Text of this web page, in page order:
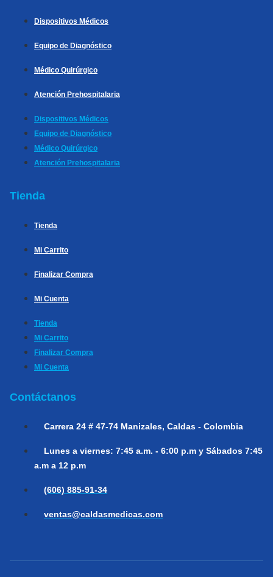
Dispositivos Médicos
Equipo de Diagnóstico
Médico Quirúrgico
Atención Prehospitalaria
Dispositivos Médicos
Equipo de Diagnóstico
Médico Quirúrgico
Atención Prehospitalaria
Tienda
Tienda
Mi Carrito
Finalizar Compra
Mi Cuenta
Tienda
Mi Carrito
Finalizar Compra
Mi Cuenta
Contáctanos
Carrera 24 # 47-74 Manizales, Caldas - Colombia
Lunes a viernes: 7:45 a.m. - 6:00 p.m y Sábados 7:45
a.m a 12 p.m
(606) 885-91-34
ventas@caldasmedicas.com